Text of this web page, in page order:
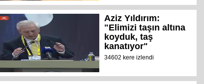
Aziz Yıldırım:
"Elimizi taşın altına
koyduk, taş
kanatıyor"
34602 kere izlendi